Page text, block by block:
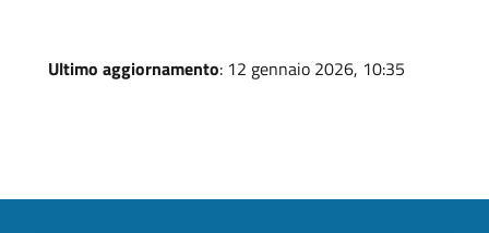
Ultimo aggiornamento: 12 gennaio 2026, 10:35